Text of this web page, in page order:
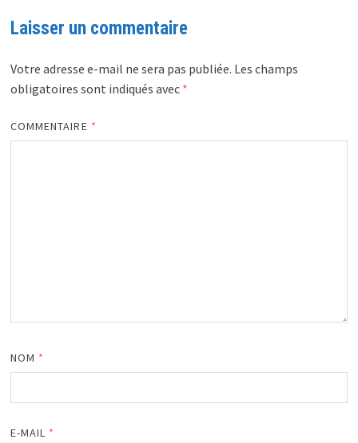
Laisser un commentaire
Votre adresse e-mail ne sera pas publiée. Les champs
obligatoires sont indiqués avec *
COMMENTAIRE *
NOM *
E-MAIL *